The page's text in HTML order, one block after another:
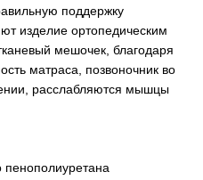
поддержку
изделие ортопедическим
мешочек, благодаря
матраса, позвоночник во
расслабляются мышцы
пенополиуретана